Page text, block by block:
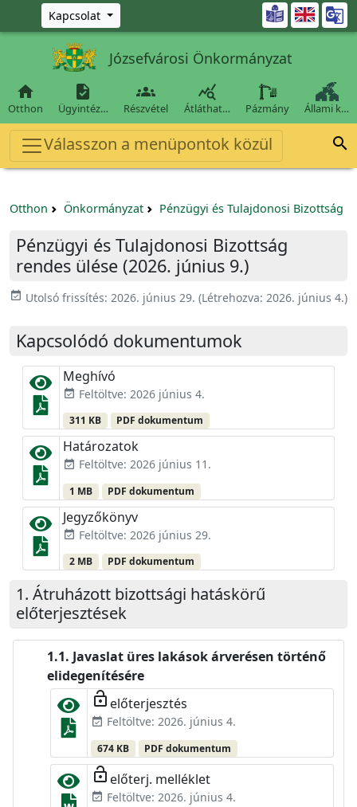
Ugrás a fő tartalomra
Kapcsolat 
Józsefvárosi Önkormányzat

Otthon

Ügyintéz…

Részvétel

Átláthat… Pázmány Állami k…
Válasszon a menüpontok közül 
Otthon Önkormányzat Pénzügyi és Tulajdonosi Bizottság
Pénzügyi és Tulajdonosi Bizottság
rendes ülése (2026. június 9.)
event_available Utolsó frissítés: 2026. június 29. (Létrehozva: 2026. június 4.)
Kapcsolódó dokumentumok
Meghívó
event_available Feltöltve: 2026 június 4.
311 KB PDF dokumentum
Határozatok
event_available Feltöltve: 2026 június 11.
1 MB PDF dokumentum
Jegyzőkönyv
event_available Feltöltve: 2026 június 29.
2 MB PDF dokumentum
Átruházott bizottsági hatáskörű
előterjesztések
Javaslat üres lakások árverésen történő
elidegenítésére
lock_open előterjesztés
event_available Feltöltve: 2026. június 4.
674 KB PDF dokumentum
lock_open előterj. melléklet
event_available Feltöltve: 2026. június 4.